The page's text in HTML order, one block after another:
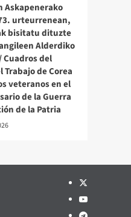
Askapenerako
urteurrenean,
bisitatu dituzte
Alderdiko
Cuadros del
Trabajo de Corea
veteranos en el
de la Guerra
de la Patria
Twitter
YouTube
Telegram